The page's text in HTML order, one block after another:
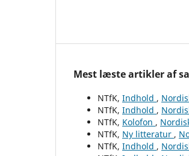
Mest læste artikler af
NTfK, Indhold ,
NTfK, Indhold ,
NTfK, Kolofon ,
NTfK, Ny litteratur ,
NTfK, Indhold ,